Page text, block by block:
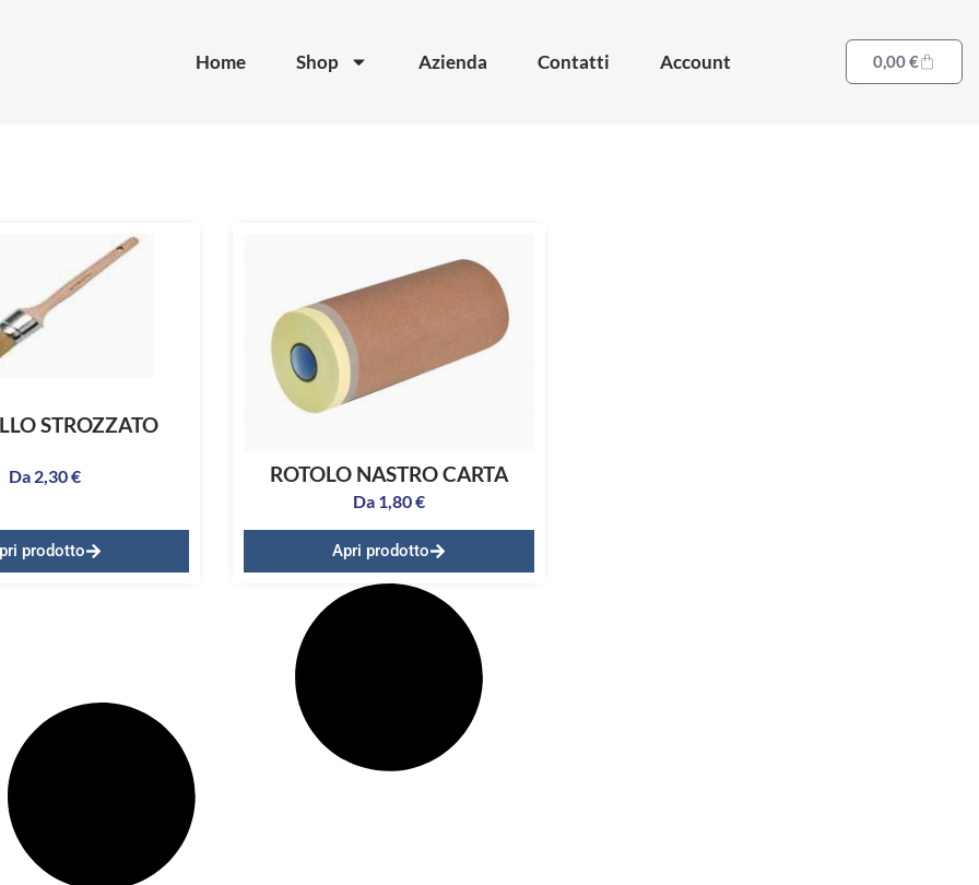
Home Shop Azienda Contatti Account 0,00€
STROZZATO
Da 2,30€
prodotto
ROTOLO NASTRO CARTA
Da 1,80€
Apri prodotto